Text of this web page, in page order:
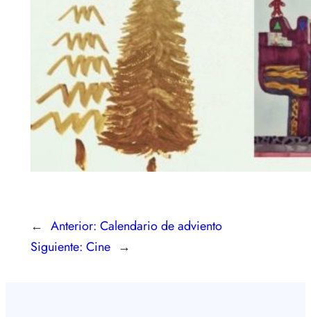
← Anterior: Calendario de adviento
Siguiente: Cine →